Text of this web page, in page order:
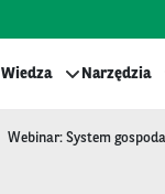
Wiedza Narzędzia
Webinar: System